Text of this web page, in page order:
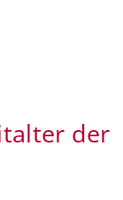
der